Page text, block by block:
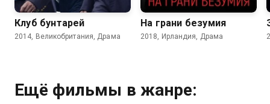
Клуб бунтарей
2014, Великобритания, Драма
На грани безумия
2018, Ирландия, Драма
Ещё фильмы в жанре: